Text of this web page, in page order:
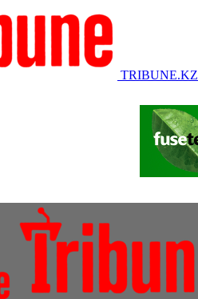
TRIBUNE.KZ